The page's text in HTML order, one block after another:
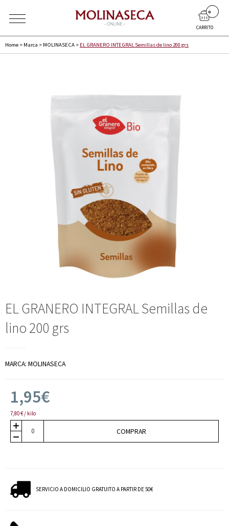
CARRITO
0
Home > Marca > MOLINASECA > EL GRANERO INTEGRAL Semillas de lino 200 grs
EL GRANERO INTEGRAL Semillas de
lino 200 grs
MARCA: MOLINASECA
1,95€
7,80 € / kilo
COMPRAR
SERVICIO A DOMICILIO GRATUITO A PARTIR DE 50€